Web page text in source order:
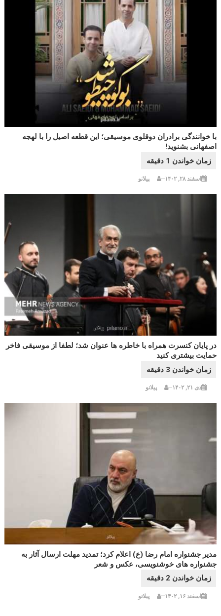
با خوانندگی برادران دوقلوی موسیقی؛ این قطعه اصیل را با لهجه
اصفهانی بشنوید!
اسفند ۲۸, ۱۴۰۲ پیلانو
در پایان کنسرت همراه با خاطره ها عنوان شد؛ لطفا از موسیقی فاخر
حمایت بیشتری کنید
دی ۲۱, ۱۴۰۲ پیلانو
مدیر جشنواره امام رضا (ع) اعلام کرد؛ تمدید مهلت ارسال آثار به
جشنواره های خوشنویسی، عکس و شعر
اسفند ۱۶, ۱۴۰۲ پیلانو